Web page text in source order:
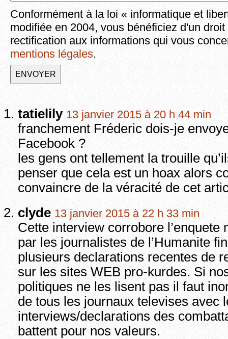
Conformément à la loi « informatique et
modifiée en 2004, vous bénéficiez d'un
rectification aux informations qui vous
mentions légales.
tatielily 13 janvier 2015 à 20 h 44 min
franchement Fréderic dois-je
Facebook ?
les gens ont tellement la trouille
penser que cela est un hoax alors
convaincre de la véracité de cet
clyde 13 janvier 2015 à 22 h 33 min
Cette interview corrobore l’enquete
par les journalistes de l’Humanite
plusieurs declarations recentes de
sur les sites WEB pro-kurdes. Si
politiques ne les lisent pas il faut
de tous les journaux televises avec
interviews/declarations des
battent pour nos valeurs.